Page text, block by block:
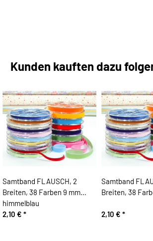
Kunden kauften dazu
Samtband FLAUSCH, 2
Breiten, 38 Farben 9 mm
himmelblau
2,10 € *
Samtband
Breiten, 38
2,10 € *